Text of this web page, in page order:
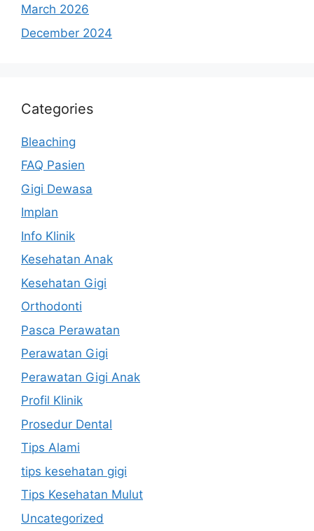
March 2026
December 2024
Categories
Bleaching
FAQ Pasien
Gigi Dewasa
Implan
Info Klinik
Kesehatan Anak
Kesehatan Gigi
Orthodonti
Pasca Perawatan
Perawatan Gigi
Perawatan Gigi Anak
Profil Klinik
Prosedur Dental
Tips Alami
tips kesehatan gigi
Tips Kesehatan Mulut
Uncategorized